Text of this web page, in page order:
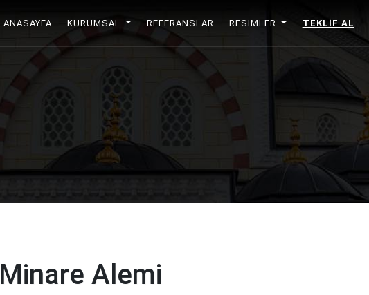
ANASAYFA (CURRENT)
KURUMSAL REFERANSLAR RESIMLER TEKLIF AL
Minare Alemi